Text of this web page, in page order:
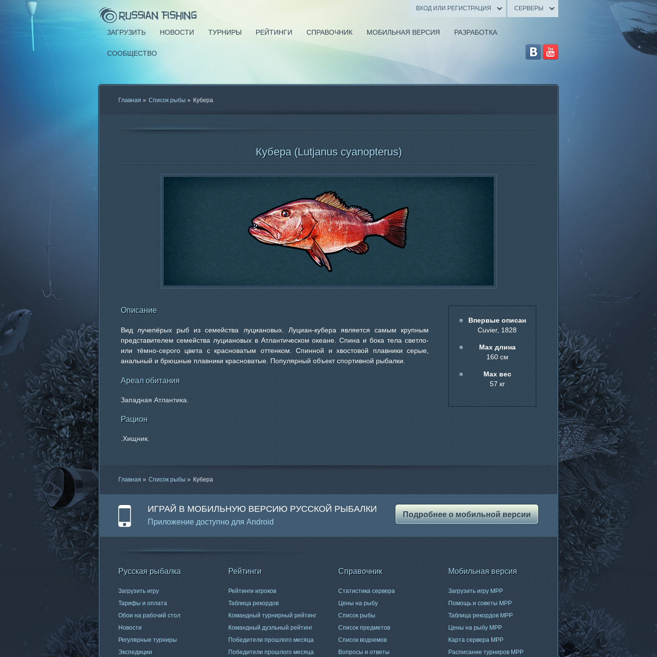
СЕРВЕРЫ
ВХОД ИЛИ РЕГИСТРАЦИЯ
ЗАГРУЗИТЬ НОВОСТИ ТУРНИРЫ РЕЙТИНГИ СПРАВОЧНИК МОБИЛЬНАЯ ВЕРСИЯ РАЗРАБОТКА
СООБЩЕСТВО
Главная » Список рыбы » Кубера
Кубера (Lutjanus cyanopterus)
Впервые описан
Cuvier, 1828
Мах длина
160 см
Мах вес
57 кг
Описание
Вид лучепёрых рыб из семейства луциановых. Луциан-кубера является самым крупным
представителем семейства луциановых в Атлантическом океане. Спина и бока тела светло-
или тёмно-серого цвета с красноватым оттенком. Спинной и хвостовой плавники серые,
анальный и брюшные плавники красноватые. Популярный объект спортивной рыбалки.
Ареал обитания
Западная Атлантика.
Рацион
.Хищник.
Главная » Список рыбы » Кубера
ИГРАЙ В МОБИЛЬНУЮ ВЕРСИЮ РУССКОЙ РЫБАЛКИ
Приложение доступно для Android
Подробнее о мобильной версии
Русская рыбалка
Загрузить игру
Тарифы и оплата
Обои на рабочий стол
Новости
Регулярные турниры
Экспедиции
Рейтинги
Рейтинги игроков
Таблица рекордов
Командный турнирный рейтинг
Командный дуэльный рейтинг
Победители прошлого месяца
Победители прошлого месяца
Справочник
Статистика сервера
Цены на рыбу
Список рыбы
Список предметов
Список водоемов
Вопросы и ответы
Мобильная версия
Загрузить игру МРР
Помощь и советы МРР
Таблица рекордов МРР
Цены на рыбу МРР
Карта сервера МРР
Расписание турниров МРР